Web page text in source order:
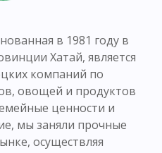
в 1981 году в
Хатай, является
компаний по
овощей и продуктов
ценности и
мы заняли прочные
осуществляя